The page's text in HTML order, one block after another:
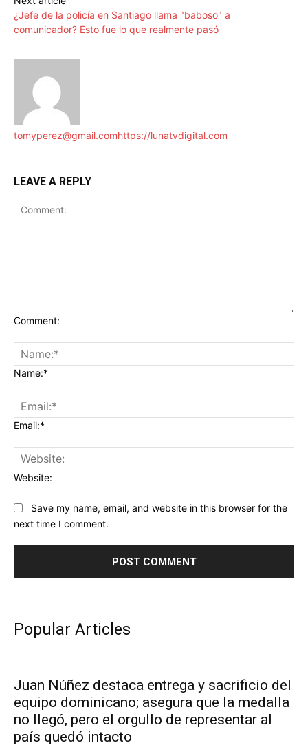
¿Jefe de la policía en Santiago llama "baboso" a
comunicador? Esto fue lo que realmente pasó
tomyperez@gmail.comhttps://lunatvdigital.com
LEAVE A REPLY
Comment:
Name:*
Email:*
Website:
Save my name, email, and website in this browser for the
next time I comment.
Popular Articles
Juan Núñez destaca entrega y sacrificio del
equipo dominicano; asegura que la medalla
no llegó, pero el orgullo de representar al
país quedó intacto